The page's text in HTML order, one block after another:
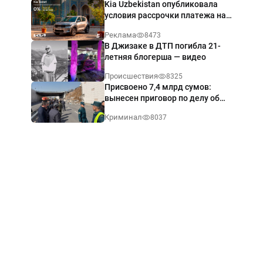
Kia Uzbekistan опубликовала
условия рассрочки платежа на
годовых
Реклама 8473
В Джизаке в ДТП погибла 21-
летняя блогерша — видео
Происшествия 8325
Присвоено 7,4 млрд сумов:
вынесен приговор по делу об
Ташкенте
Криминал 8037